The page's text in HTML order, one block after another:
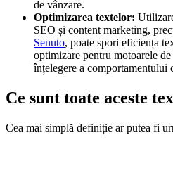
de vânzare.
Optimizarea textelor:
SEO și content marketing,
Senuto, poate spori eficiența
optimizare pentru motoarele
înțelegere a comportamentului
Ce sunt toate aceste
Cea mai simplă definiție ar putea fi